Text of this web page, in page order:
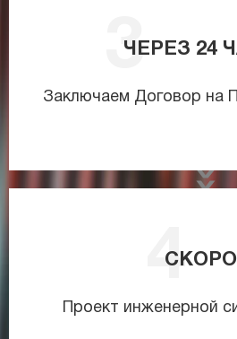
ЧЕРЕЗ 24
Заключаем Договор на
СКОРО
Проект инженерной